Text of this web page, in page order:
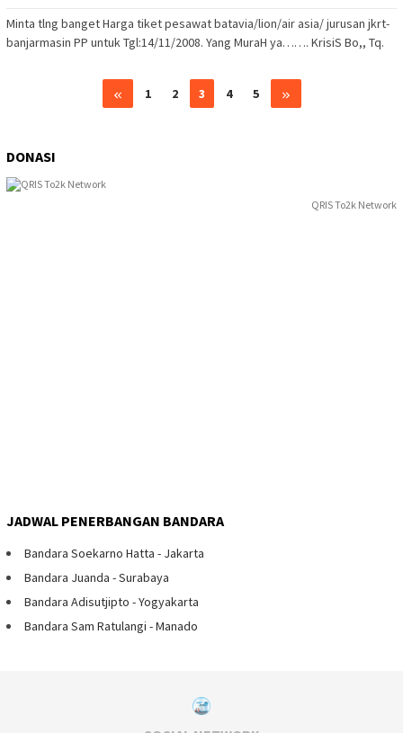
Minta tlng banget Harga tiket pesawat batavia/lion/air asia/ jurusan jkrt-
banjarmasin PP untuk Tgl:14/11/2008. Yang MuraH ya……. KrisiS Bo,, Tq.
Comment
navigation
1 2 3 4 5
DONASI
QRIS To2k Network
JADWAL PENERBANGAN BANDARA
Bandara Soekarno Hatta - Jakarta
Bandara Juanda - Surabaya
Bandara Adisutjipto - Yogyakarta
Bandara Sam Ratulangi - Manado